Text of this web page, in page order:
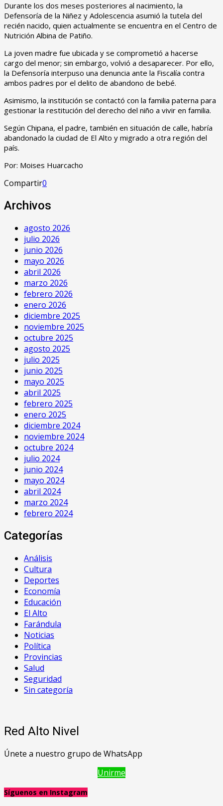
Durante los dos meses posteriores al nacimiento, la
Defensoría de la Niñez y Adolescencia asumió la tutela del
recién nacido, quien actualmente se encuentra en el Centro de
Nutrición Albina de Patiño.
La joven madre fue ubicada y se comprometió a hacerse
cargo del menor; sin embargo, volvió a desaparecer. Por ello,
la Defensoría interpuso una denuncia ante la Fiscalía contra
ambos padres por el delito de abandono de bebé.
Asimismo, la institución se contactó con la familia paterna para
gestionar la restitución del derecho del niño a vivir en familia.
Según Chipana, el padre, también en situación de calle, habría
abandonado la ciudad de El Alto y migrado a otra región del
país.
Por: Moises Huarcacho
Compartir0
Archivos
agosto 2026
julio 2026
junio 2026
mayo 2026
abril 2026
marzo 2026
febrero 2026
enero 2026
diciembre 2025
noviembre 2025
octubre 2025
agosto 2025
julio 2025
junio 2025
mayo 2025
abril 2025
febrero 2025
enero 2025
diciembre 2024
noviembre 2024
octubre 2024
julio 2024
junio 2024
mayo 2024
abril 2024
marzo 2024
febrero 2024
Categorías
Análisis
Cultura
Deportes
Economía
Educación
El Alto
Farándula
Noticias
Política
Provincias
Salud
Seguridad
Sin categoría
Red Alto Nivel
Únete a nuestro grupo de WhatsApp
Unirme
Síguenos en Instagram